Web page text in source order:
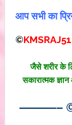
आप सभी का
©KMSRAJ51
जैसे शरीर के
सकारात्मक
———– ©